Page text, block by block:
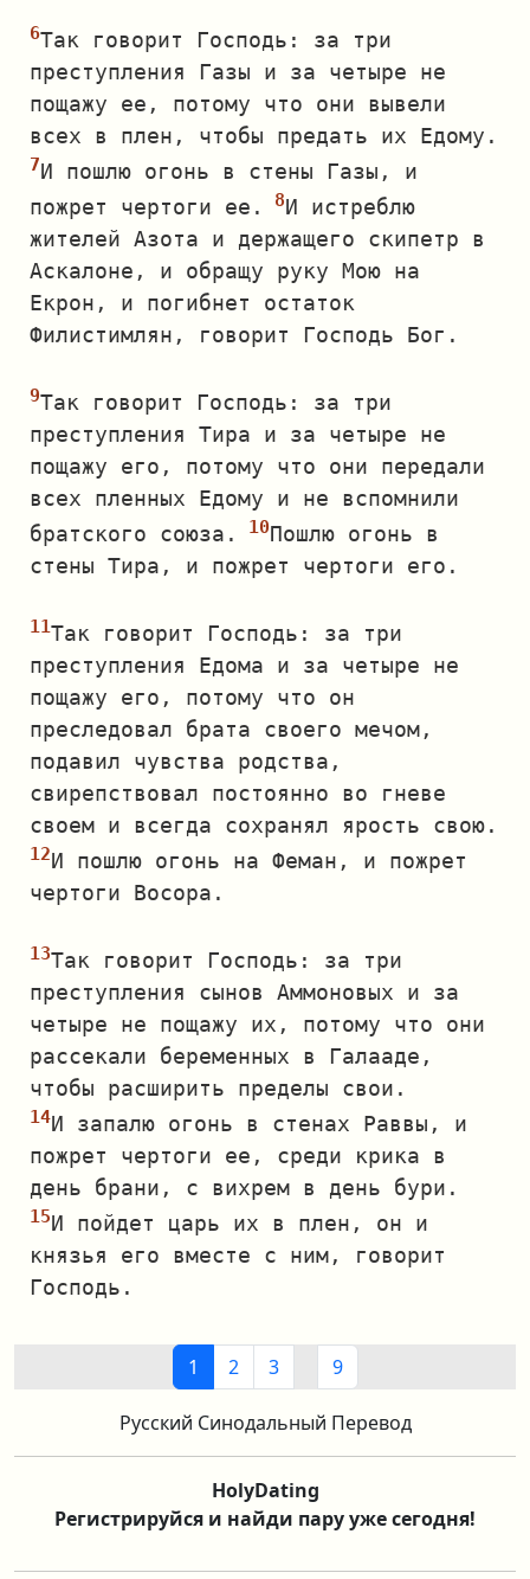
Так говорит Господь: за три
преступления Газы и за четыре не
пощажу ее, потому что они вывели
всех в плен, чтобы предать их Едому.
И пошлю огонь в стены Газы, и
пожрет чертоги ее.
И истреблю
жителей Азота и держащего скипетр в
Аскалоне, и обращу руку Мою на
Екрон, и погибнет остаток
Филистимлян, говорит Господь Бог.
Так говорит Господь: за три
преступления Тира и за четыре не
пощажу его, потому что они передали
всех пленных Едому и не вспомнили
братского союза.
Пошлю огонь в
стены Тира, и пожрет чертоги его.
Так говорит Господь: за три
преступления Едома и за четыре не
пощажу его, потому что он
преследовал брата своего мечом,
подавил чувства родства,
свирепствовал постоянно во гневе
своем и всегда сохранял ярость свою.
И пошлю огонь на Феман, и пожрет
чертоги Восора.
Так говорит Господь: за три
преступления сынов Аммоновых и за
четыре не пощажу их, потому что они
рассекали беременных в Галааде,
чтобы расширить пределы свои.
И запалю огонь в стенах Раввы, и
пожрет чертоги ее, среди крика в
день брани, с вихрем в день бури.
И пойдет царь их в плен, он и
князья его вместе с ним, говорит
Господь.
1 2 3 9
Русский Синодальный Перевод
HolyDating
Регистрируйся и найди пару уже сегодня!